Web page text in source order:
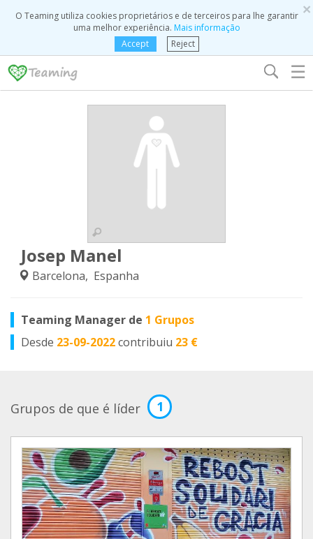
×
O Teaming utiliza cookies proprietários e de terceiros para lhe garantir
uma melhor experiência. Mais informação
Accept
Reject
☰
Josep Manel
Barcelona, Espanha
Teaming Manager de 1 Grupos
Desde 23-09-2022contribuiu 23 €
Grupos de que é líder 1